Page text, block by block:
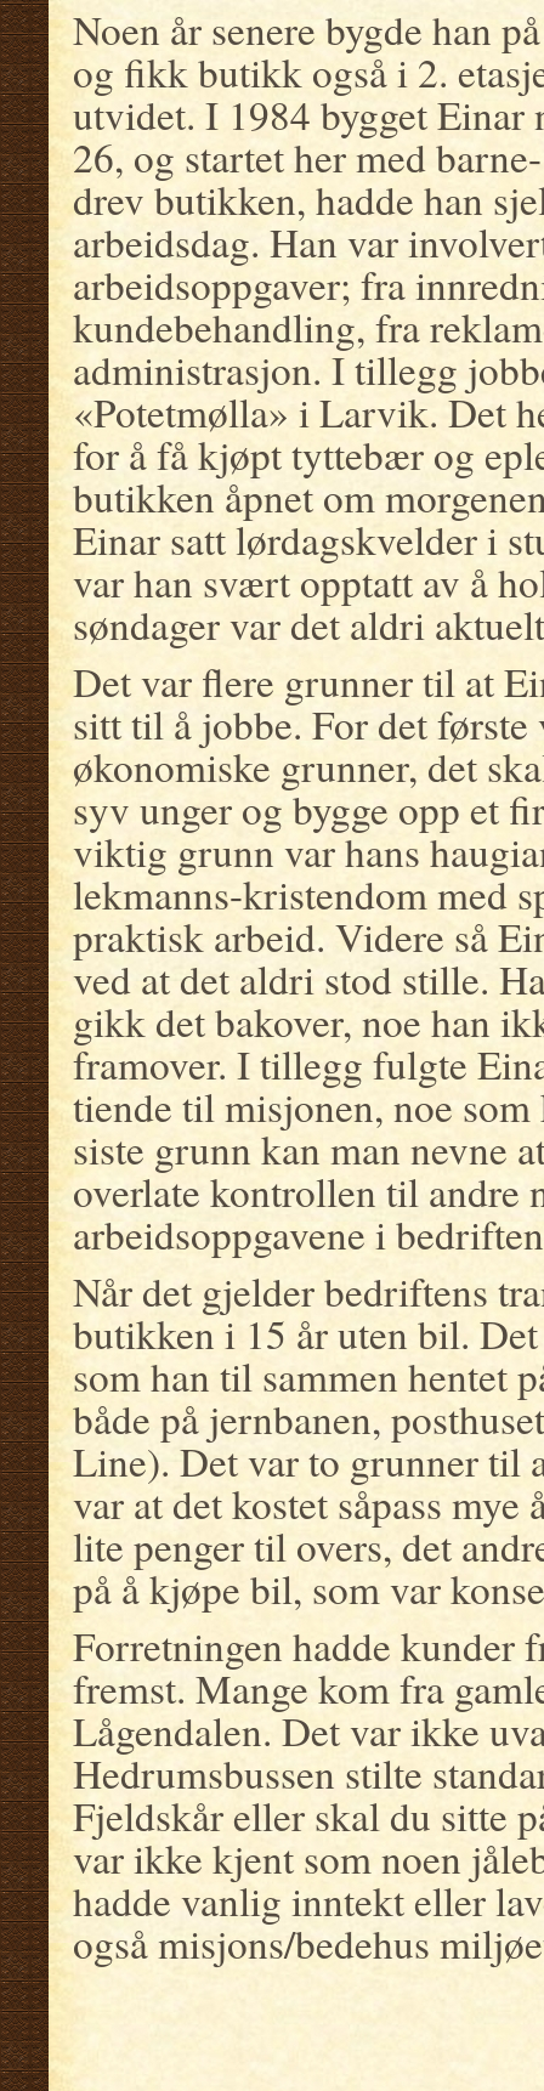
Noen år senere bygde han
og fikk butikk også i 2.
utvidet. I 1984 bygget Einar
26, og startet her med
drev butikken, hadde han
arbeidsdag. Han var
arbeidsoppgaver; fra
kundebehandling, fra
administrasjon. I tillegg
«Potetmølla» i Larvik. Det
for å få kjøpt tyttebær og
butikken åpnet om
Einar satt lørdagskvelder i
var han svært opptatt av å
søndager var det aldri
Det var flere grunner til at
sitt til å jobbe. For det
økonomiske grunner, det
syv unger og bygge opp et
viktig grunn var hans
lekmanns-kristendom med
praktisk arbeid. Videre så
ved at det aldri stod stille.
gikk det bakover, noe han
framover. I tillegg fulgte
tiende til misjonen, noe
siste grunn kan man nevne
overlate kontrollen til andre
arbeidsoppgavene i
Når det gjelder bedriftens
butikken i 15 år uten bil.
som han til sammen hentet
både på jernbanen,
Line). Det var to grunner til
var at det kostet såpass
lite penger til overs, det
på å kjøpe bil, som var
Forretningen hadde kunder
fremst. Mange kom fra
Lågendalen. Det var ikke
Hedrumsbussen stilte
Fjeldskår eller skal du sitte
var ikke kjent som noen
hadde vanlig inntekt eller
også misjons/bedehus